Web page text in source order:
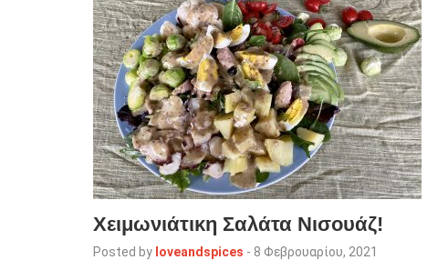
Χειμωνιάτικη Σαλάτα Νισουάζ!
Posted by loveandspices - 8 Φεβρουαρίου, 2021